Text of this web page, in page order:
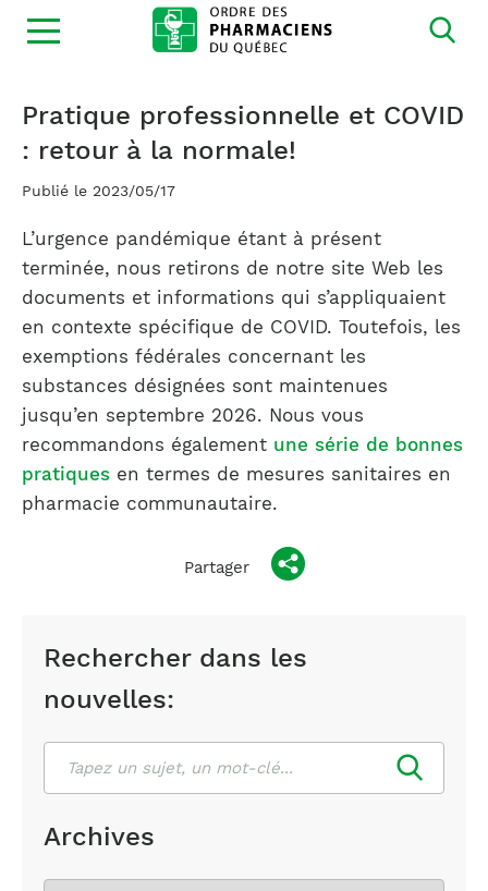
Ouvrir
la
Rechercher dans les
nouvelles:
Archives
Pratique professionnelle et COVID
: retour à la normale!
Publié le 2023/05/17
L’urgence pandémique étant à présent
terminée, nous retirons de notre site Web les
documents et informations qui s’appliquaient
en contexte spécifique de COVID. Toutefois, les
exemptions fédérales concernant les
substances désignées sont maintenues
jusqu’en septembre 2026. Nous vous
recommandons également une série de bonnes
pratiques en termes de mesures sanitaires en
pharmacie communautaire.
Partager